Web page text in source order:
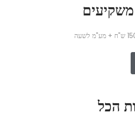
משקיעים
לשעה
הכל